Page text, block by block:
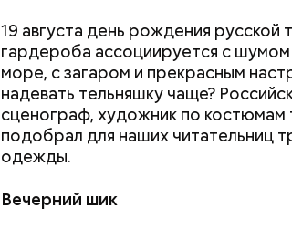
19 августа день рождения
гардероба ассоциируется с
море, с загаром и прекрасным
надевать тельняшку чаще?
сценограф, художник по костюмам
подобрал для наших читательниц
одежды.
Вечерний шик
А еще, удержав меч палача,
мужей, невинно осужденных
Хотела спасти малыша:
мать и сын погибли при
падении из окна в